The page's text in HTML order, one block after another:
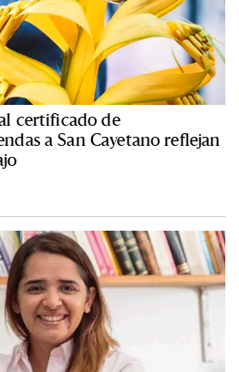
certificado de
a San Cayetano reflejan